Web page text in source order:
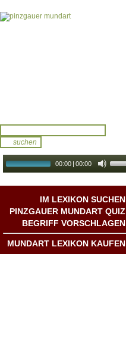
00:00 | 00:00
IM LEXIKON SUCHEN
PINZGAUER MUNDART QUIZ
BEGRIFF VORSCHLAGEN
MUNDART LEXIKON KAUFEN